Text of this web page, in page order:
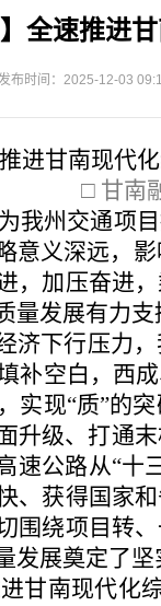
】全速推进
布时间：2025-12-03
进甘南现代
□ 甘南
我州交通项
意义深远，
，加压奋进
发展有力支
济下行压力
补空白，西
实现“质”的
升级、打通
速公路从“
、获得国家
围绕项目转
展奠定了坚
甘南现代化